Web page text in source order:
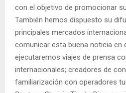
con el objetivo de promocionar
También hemos dispuesto su
principales mercados
comunicar esta buena noticia en
ejecutaremos viajes de prensa
internacionales; creadores de
familiarización con operadores